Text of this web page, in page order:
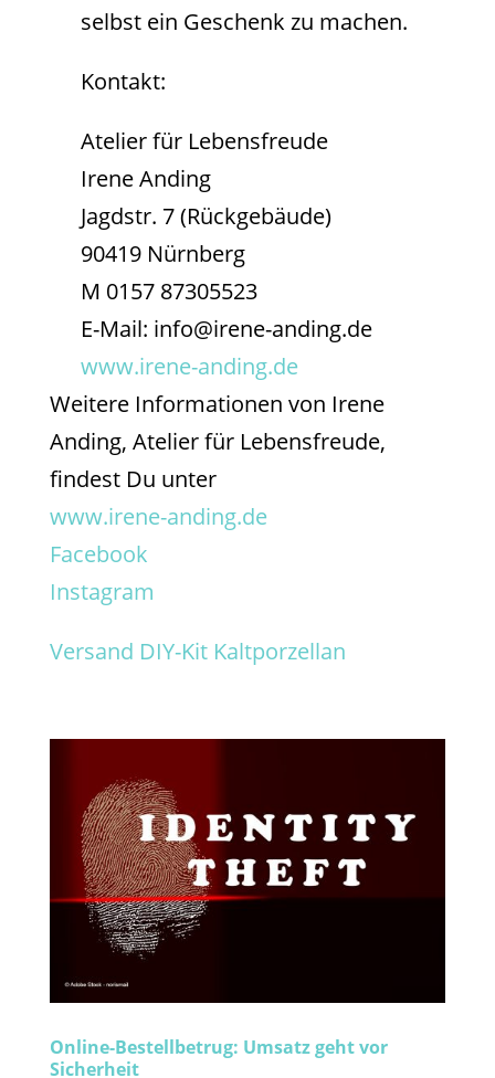
selbst ein Geschenk zu machen.
Kontakt:
Atelier für Lebensfreude
Irene Anding
Jagdstr. 7 (Rückgebäude)
90419 Nürnberg
M 0157 87305523
E-Mail: info@irene-anding.de
www.irene-anding.de
Weitere Informationen von Irene
Anding, Atelier für Lebensfreude,
findest Du unter
www.irene-anding.de
Facebook
Instagram
Versand DIY-Kit Kaltporzellan
Online-Bestellbetrug: Umsatz geht vor
Sicherheit